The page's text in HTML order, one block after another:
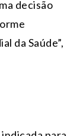
decisão
da Saúde”,